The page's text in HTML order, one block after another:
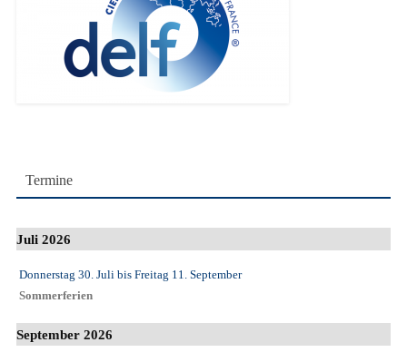
Termine
Juli 2026
Donnerstag 30. Juli bis Freitag 11. September
Sommerferien
September 2026